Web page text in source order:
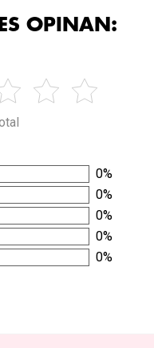
OPINAN:
0%
0%
0%
0%
0%